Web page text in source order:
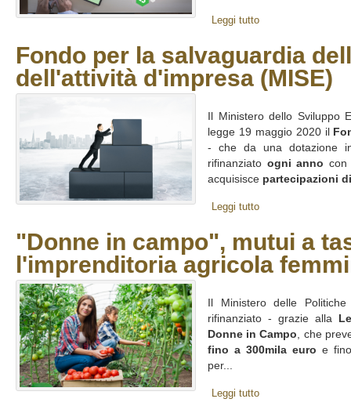
Leggi tutto
Fondo per la salvaguardia
dell'attività d'impresa (MISE)
Il Ministero dello Sviluppo
legge 19 maggio 2020 il
- che da una dotazione
rifinanziato ogni anno
acquisisce partecipazioni
Leggi tutto
"Donne in campo", mutui a
l'imprenditoria agricola
Il Ministero delle
rifinanziato - grazie alla
Donne in Campo, che
fino a 300mila euro e
per...
Leggi tutto